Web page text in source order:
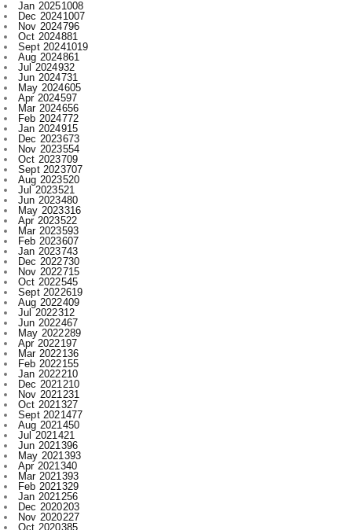
Aug 2024861
Jul 2024932
Jun 2024731
May 2024605
Apr 2024597
Mar 2024656
Feb 2024772
Jan 2024915
Dec 2023673
Nov 2023554
Oct 2023709
Sept 2023707
Aug 2023520
Jul 2023521
Jun 2023480
May 2023316
Apr 2023522
Mar 2023593
Feb 2023607
Jan 2023743
Dec 2022730
Nov 2022715
Oct 2022545
Sept 2022619
Aug 2022409
Jul 2022312
Jun 2022467
May 2022289
Apr 2022197
Mar 2022136
Feb 2022155
Jan 2022210
Dec 2021210
Nov 2021231
Oct 2021327
Sept 2021477
Aug 2021450
Jul 2021421
Jun 2021396
May 2021393
Apr 2021340
Mar 2021393
Feb 2021329
Jan 2021256
Dec 2020203
Nov 2020227
Oct 2020385
Sept 2020533
Aug 2020284
Jul 2020166
Jun 20201